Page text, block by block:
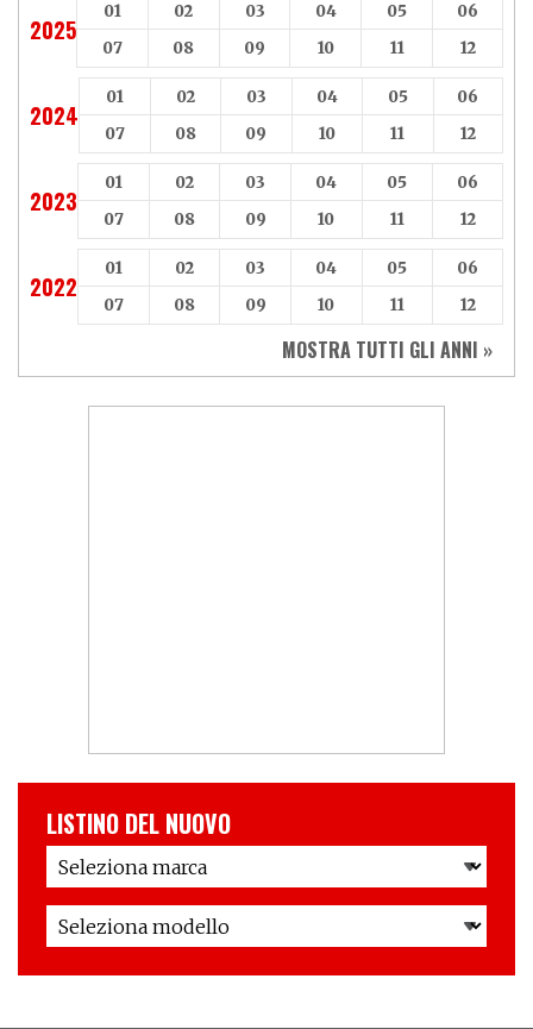
2025
01 02 03 04 05
06
07
08 09 10 11 12
2024
01 02 03 04 05
06
07
08 09 10 11 12
2023
01 02 03 04 05
06
07
08 09 10 11 12
2022
01 02 03 04 05
06
07
08 09 10 11 12
MOSTRA TUTTI GLI ANNI »
LISTINO DEL NUOVO